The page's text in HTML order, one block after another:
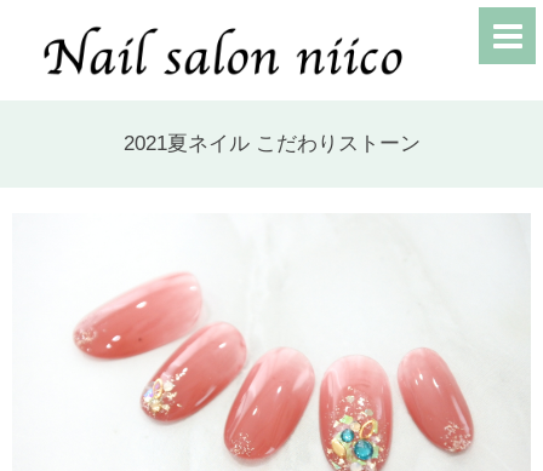
2021夏ネイル こだわりストーン